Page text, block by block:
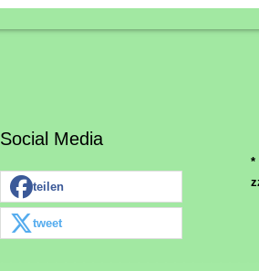
Social Media
teilen
tweet
*